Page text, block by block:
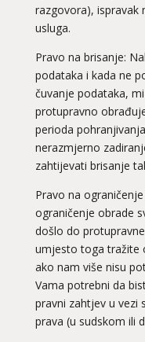
razgovora), ispravak
usluga.
Pravo na brisanje:
podataka i kada ne
čuvanje podataka,
protupravno
perioda
nerazmjerno
zahtijevati brisanje
Pravo na
ograničenje obrade
došlo do
umjesto toga tražite
ako nam više nisu
Vama potrebni da
pravni zahtjev u vezi
prava (u sudskom ili